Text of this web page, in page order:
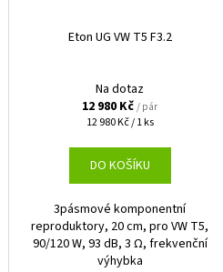
Eton UG VW T5 F3.2
Na dotaz
12 980 Kč/ pár
Měrná
12 980 Kč / 1 ks
DO KOŠÍKU
3pásmové komponentní
reproduktory, 20 cm, pro VW T5,
90/120 W, 93 dB, 3 Ω, frekvenční
výhybka